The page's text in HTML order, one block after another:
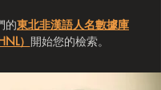
的東北非漢語人名數據庫
） 開始您的檢索。